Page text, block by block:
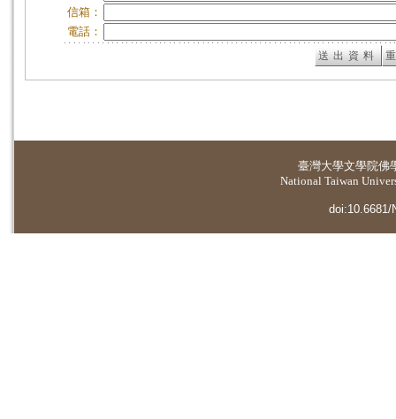
信箱：
電話：
臺灣大學文學院佛
National Taiwan
doi:10.6681/